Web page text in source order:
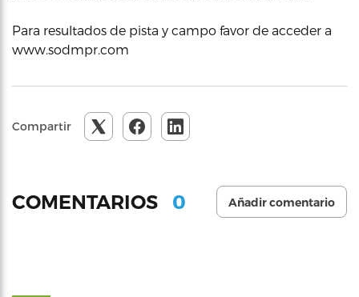
Para resultados de pista y campo favor de acceder a
www.sodmpr.com
Compartir
COMENTARIOS 0 Añadir comentario